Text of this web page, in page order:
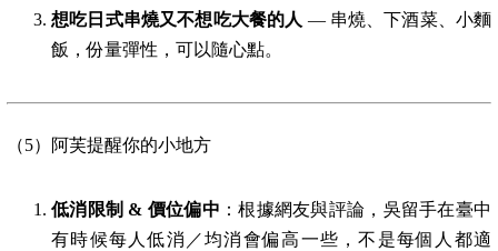
想吃日式串燒又不想吃大餐的人 — 串燒、下酒菜、小麵
飯，份量彈性，可以隨心點。
（5）阿芙提醒你的小地方
低消限制 & 價位偏中 ：根據網友與評論，吳留手在臺中
有時候每人低消／均消會偏高一些，不是每個人都適